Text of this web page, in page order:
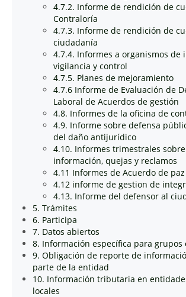
4.7.2. Informe de rendición de
Contraloría
4.7.3. Informe de rendición de
ciudadanía
4.7.4. Informes a organismos de
vigilancia y control
4.7.5. Planes de mejoramiento
4.7.6 Informe de Evaluación de
Laboral de Acuerdos de gestión
4.8. Informes de la oficina de
4.9. Informe sobre defensa
del daño antijurídico
4.10. Informes trimestrales sobre
información, quejas y reclamos
4.11 Informes de Acuerdo de paz
4.12 informe de gestion de
4.13. Informe del defensor al
5. Trámites
6. Participa
7. Datos abiertos
8. Información específica para grupos
9. Obligación de reporte de
parte de la entidad
10. Información tributaria en
locales